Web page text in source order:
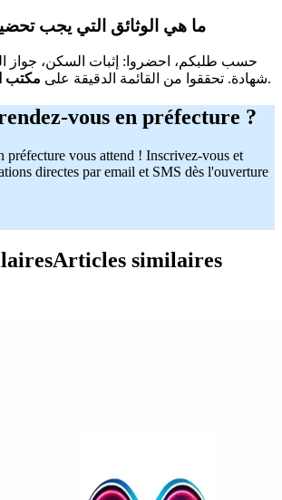
ما هي الوثائق التي يجب
حسب طلبكم، احضروا: إثبات السكن، جواز
شهادة. تحققوا من القائمة الدقيقة على مكتب عبر الإنترنت.
vous en préfecture ?
préfecture vous attend ! Inscrivez-vous et
directes par email et SMS dès l'ouverture
Articles similaires